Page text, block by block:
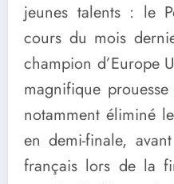
jeunes talents : le
cours du mois
champion d’Europe
magnifique
notamment éliminé
en demi-finale,
français lors de la